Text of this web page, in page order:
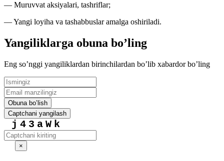
— Muruvvat aksiyalari, tashriflar;
— Yangi loyiha va tashabbuslar amalga oshiriladi.
Yangiliklarga obuna boʼling
Eng soʼnggi yangiliklardan birinchilardan boʼlib xabardor boʼling
Obuna boʼlish
Captchani yangilash
j43aWk
×